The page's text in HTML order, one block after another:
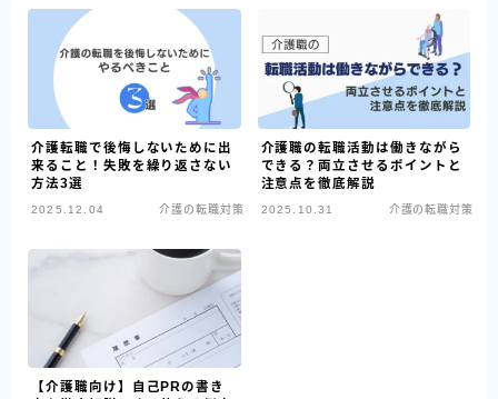
介護転職で後悔しないために出
来ること！失敗を繰り返さない
方法3選
2025.12.04 介護の転職対策
介護職の転職活動は働きながら
できる？両立させるポイントと
注意点を徹底解説
2025.10.31 介護の転職対策
【介護職向け】自己PRの書き